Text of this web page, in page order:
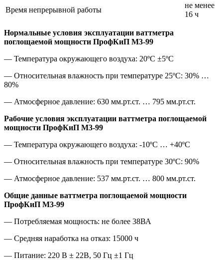
Время непрерывной работы
не менее
16 ч
Нормальные условия эксплуатации ваттметра
поглощаемой мощности ПрофКиП М3-99
— Температура окружающего воздуха: 20ºС ±5ºС
— Относительная влажность при температуре 25ºС: 30% …
80%
— Атмосферное давление: 630 мм.рт.ст. … 795 мм.рт.ст.
Рабочие условия эксплуатации ваттметра поглощаемой
мощности ПрофКиП М3-99
— Температура окружающего воздуха: -10ºС … +40ºС
— Относительная влажность при температуре 30ºС: 90%
— Атмосферное давление: 537 мм.рт.ст. … 800 мм.рт.ст.
Общие данные ваттметра поглощаемой мощности
ПрофКиП М3-99
— Потребляемая мощность: не более 38ВА
— Средняя наработка на отказ: 15000 ч
— Питание: 220 В ± 22В, 50 Гц ±1 Гц